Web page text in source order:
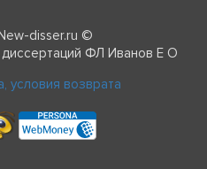
disser.ru ©
ФЛ Иванов Е О
условия возврата